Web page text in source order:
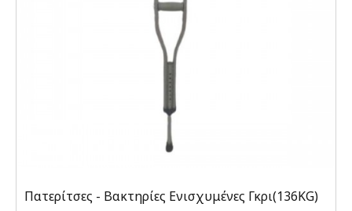
Πατερίτσες - Βακτηρίες Ενισχυμένες Γκρι(136KG)